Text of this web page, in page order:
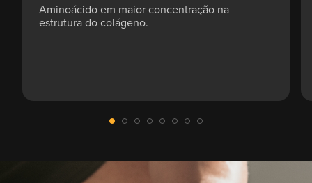
Aminoácido em maior concentração na
estrutura do colágeno.